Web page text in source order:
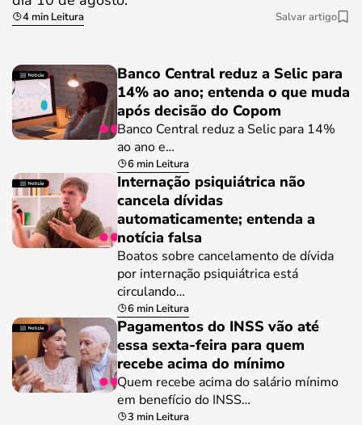
4 min Leitura Salvar artigo
Banco Central reduz a Selic para
14% ao ano; entenda o que muda
após decisão do Copom
Banco Central reduz a Selic para 14%
ao ano e…
6 min Leitura
Internação psiquiátrica não
cancela dívidas
automaticamente; entenda a
notícia falsa
Boatos sobre cancelamento de dívida
por internação psiquiátrica está
circulando…
6 min Leitura
Pagamentos do INSS vão até
essa sexta-feira para quem
recebe acima do mínimo
Quem recebe acima do salário mínimo
em benefício do INSS…
3 min Leitura